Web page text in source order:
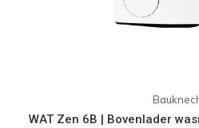
WAT Zen 6B | Bovenlader